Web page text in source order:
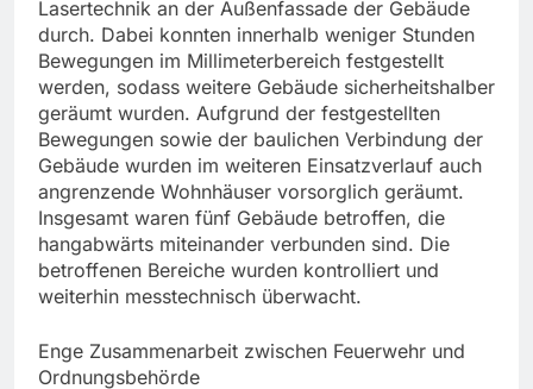
Lasertechnik an der Außenfassade der Gebäude
durch. Dabei konnten innerhalb weniger Stunden
Bewegungen im Millimeterbereich festgestellt
werden, sodass weitere Gebäude sicherheitshalber
geräumt wurden. Aufgrund der festgestellten
Bewegungen sowie der baulichen Verbindung der
Gebäude wurden im weiteren Einsatzverlauf auch
angrenzende Wohnhäuser vorsorglich geräumt.
Insgesamt waren fünf Gebäude betroffen, die
hangabwärts miteinander verbunden sind. Die
betroffenen Bereiche wurden kontrolliert und
weiterhin messtechnisch überwacht.
Enge Zusammenarbeit zwischen Feuerwehr und
Ordnungsbehörde